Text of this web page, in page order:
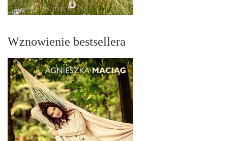
Wznowienie bestsellera